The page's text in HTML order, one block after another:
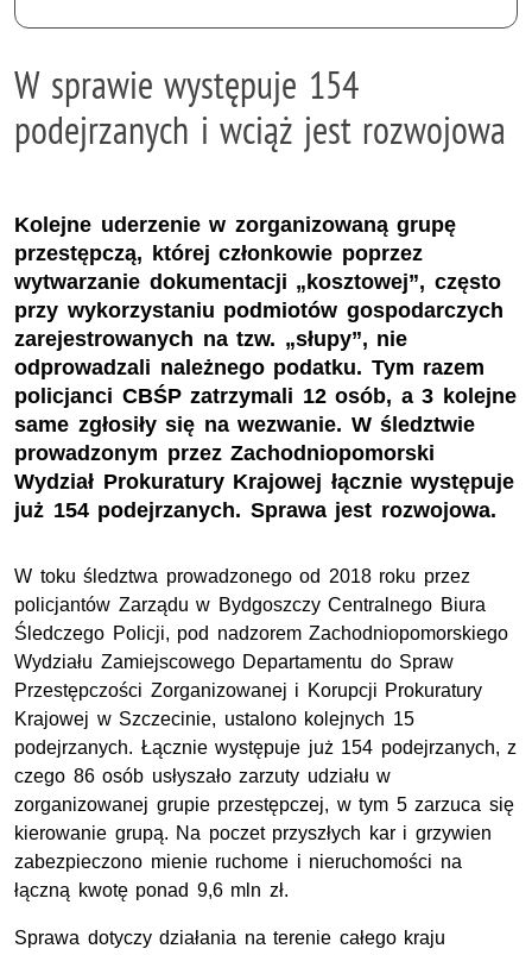
W sprawie występuje 154
podejrzanych i wciąż jest rozwojowa
Kolejne uderzenie w zorganizowaną grupę
przestępczą, której członkowie poprzez
wytwarzanie dokumentacji „kosztowej”, często
przy wykorzystaniu podmiotów gospodarczych
zarejestrowanych na tzw. „słupy”, nie
odprowadzali należnego podatku. Tym razem
policjanci CBŚP zatrzymali 12 osób, a 3 kolejne
same zgłosiły się na wezwanie. W śledztwie
prowadzonym przez Zachodniopomorski
Wydział Prokuratury Krajowej łącznie występuje
już 154 podejrzanych. Sprawa jest rozwojowa.
W toku śledztwa prowadzonego od 2018 roku przez
policjantów Zarządu w Bydgoszczy Centralnego Biura
Śledczego Policji, pod nadzorem Zachodniopomorskiego
Wydziału Zamiejscowego Departamentu do Spraw
Przestępczości Zorganizowanej i Korupcji Prokuratury
Krajowej w Szczecinie, ustalono kolejnych 15
podejrzanych. Łącznie występuje już 154 podejrzanych, z
czego 86 osób usłyszało zarzuty udziału w
zorganizowanej grupie przestępczej, w tym 5 zarzuca się
kierowanie grupą. Na poczet przyszłych kar i grzywien
zabezpieczono mienie ruchome i nieruchomości na
łączną kwotę ponad 9,6 mln zł.
Sprawa dotyczy działania na terenie całego kraju